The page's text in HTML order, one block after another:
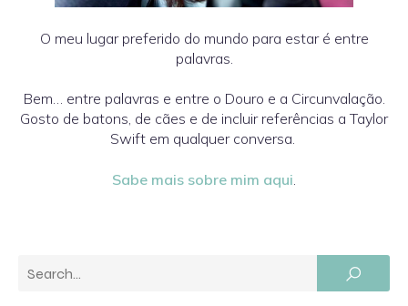
O meu lugar preferido do mundo para estar é entre
palavras.
Bem… entre palavras e entre o Douro e a Circunvalação.
Gosto de batons, de cães e de incluir referências a Taylor
Swift em qualquer conversa.
Sabe mais sobre mim aqui.